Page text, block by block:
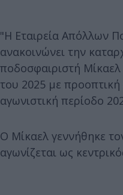
"Η Εταιρεία Απόλλων
ανακοινώνει την
ποδοσφαιριστή
του 2025 με προοπτική
αγωνιστική περίοδο
Ο Μίκαελ γεννήθηκε
αγωνίζεται ως